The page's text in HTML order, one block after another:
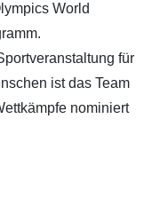
World
für
ist das Team
nominiert